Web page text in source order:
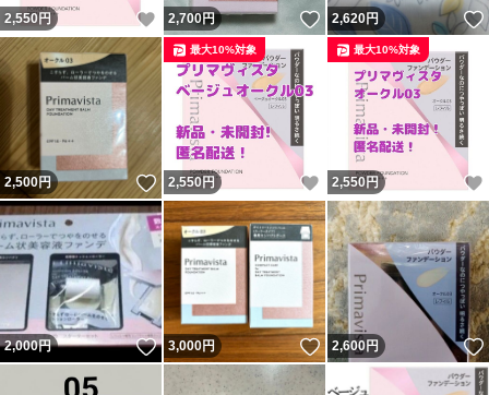
2,550円 いいね！
2,700円 いいね！
2,620円
2,500円 いいね！
2,550円 いいね！
最大10%対象
2,550円
最大10%対象
2,000円 いいね！
3,000円 いいね！
2,600円